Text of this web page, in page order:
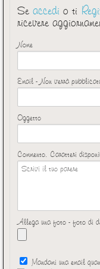
Se accedi o ti
ricevere
Nome
Email - Non verrà
Oggetto
Commento. Caratteri
Allega una foto - foto di
Mandami una email